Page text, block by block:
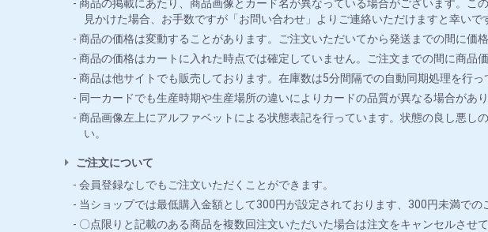
商品の掲載にあたり、商品画像とカード名が異なっている場合がございます。
見かけた場合、お手数ですが「お問い合わせ」よりご連絡いただけますと幸いで
商品の価格は変動することがあります。ご注文いただいてから発送までの間に価
商品の価格はカートに入れた時点では確定していません。ご注文までの間に商品
商品は他サイトでも販売しております。在庫数は5分間隔での自動同期処理を行
同一カードでも生産時期や生産場所の違いによりカードの品質が異なる場合があ
商品画像左上にアルファベットによる状態表記を行っています。状態の良し悪
い。
ご注文について
会員登録なしでもご注文いただくことができます。
当ショップでは最低購入金額として300円が設定されております、300円未満での
〇点限りと記載のある商品を複数回注文いただいた場合は注文をキャンセルさ